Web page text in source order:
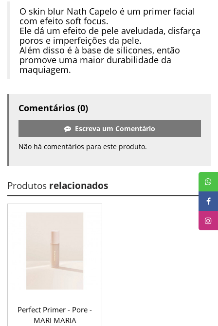
O skin blur Nath Capelo é um primer facial
com efeito soft focus.
Ele dá um efeito de pele aveludada, disfarça
poros e imperfeições da pele.
Além disso é à base de silicones, então
promove uma maior durabilidade da
maquiagem.
Comentários (0)
Escreva um Comentário
Não há comentários para este produto.
Produtos relacionados
Perfect Primer - Pore -
MARI MARIA